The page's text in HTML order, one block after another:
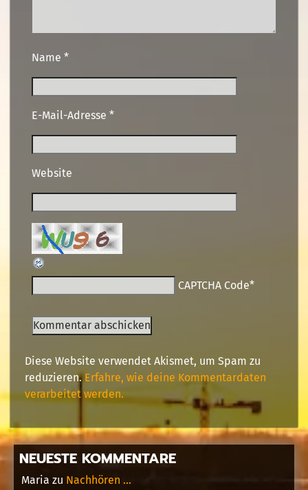
Name *
E-Mail-Adresse *
Website
CAPTCHA Code*
Diese Website verwendet Akismet, um Spam zu
reduzieren. Erfahre, wie deine Kommentardaten
verarbeitet werden.
NEUESTE KOMMENTARE
Maria zu Nachhören …